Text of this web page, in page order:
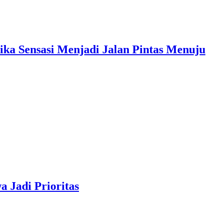
Sensasi Menjadi Jalan Pintas Menuju
Jadi Prioritas